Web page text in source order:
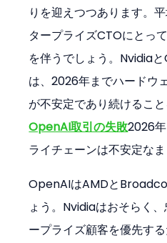
りを迎えつつあります。
タープライズCTOにとっ
を伴うでしょう。Nvidia
は、2026年までハードウ
が不安定であり続けること
OpenAI取引の失敗2026
ライチェーンは不安定なま
OpenAIはAMDと
ょう。Nvidiaはおそらく
ープライズ顧客を優先す